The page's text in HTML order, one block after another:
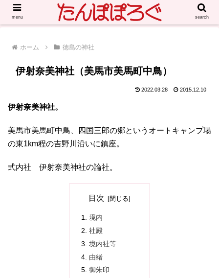
ホーム 徳島の神社
伊射奈美神社（美馬市美馬町中鳥）
2022.03.28 2015.12.10
伊射奈美神社。
美馬市美馬町中鳥、四国三郎の郷というオートキャンプ場
の東1km程の吉野川沿いに鎮座。
式内社 伊射奈美神社の論社。
目次
境内
社殿
境内社等
由緒
御朱印
menu search